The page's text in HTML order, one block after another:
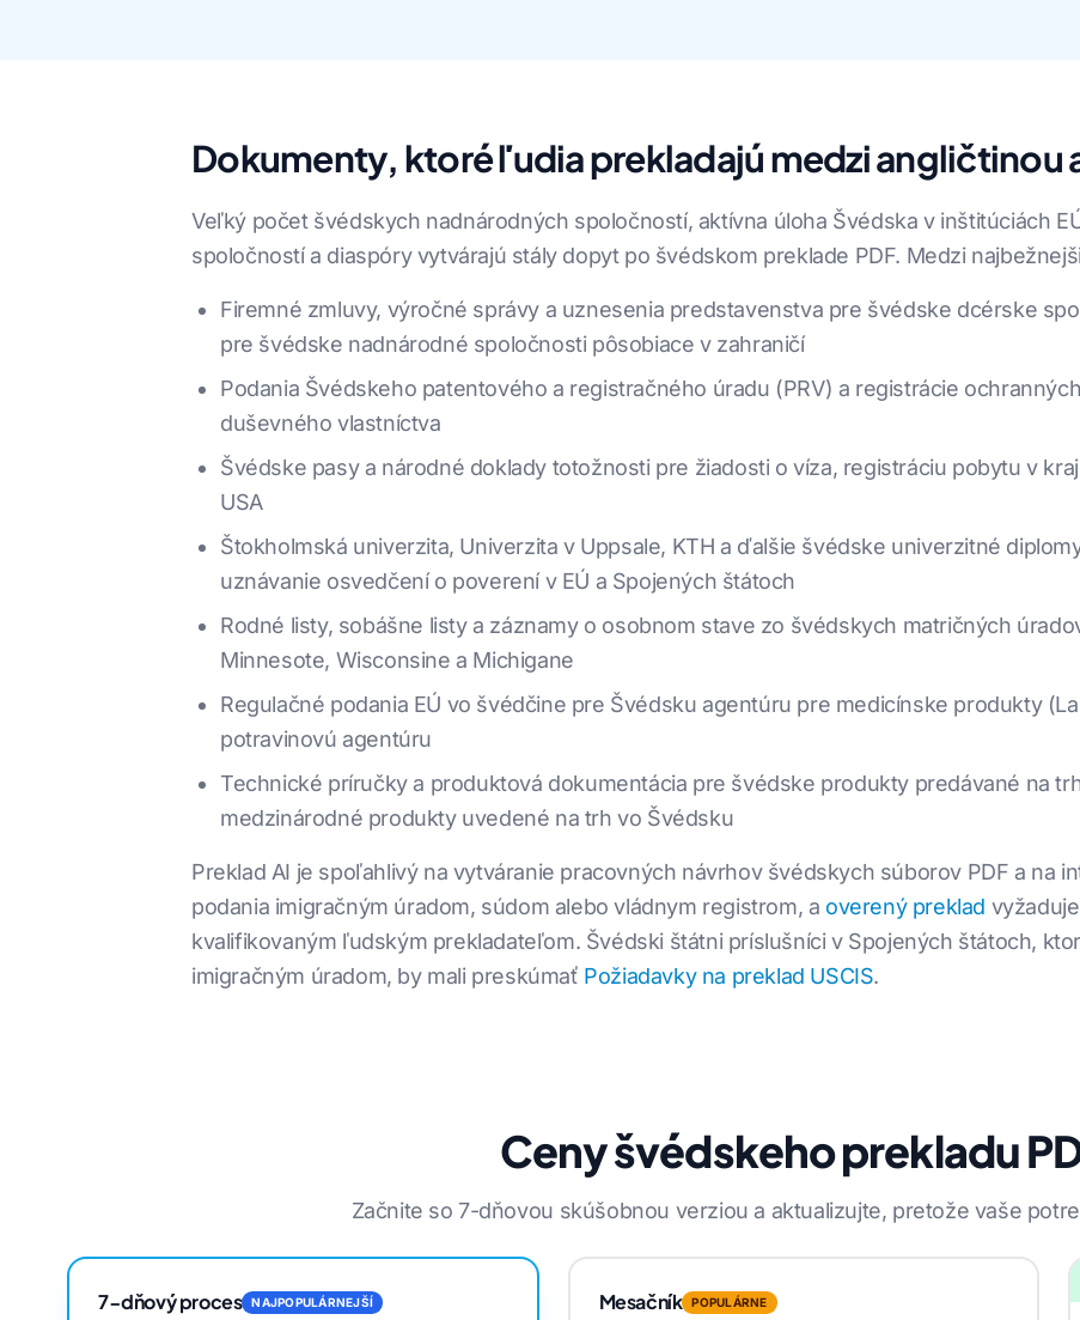
Dokumenty, ktoré ľudia prekladajú medzi angličtinou
Veľký počet švédskych nadnárodných spoločností, aktívna úloha Švédska v inštitúciách
spoločností a diaspóry vytvárajú stály dopyt po švédskom preklade PDF. Medzi
Firemné zmluvy, výročné správy a uznesenia predstavenstva pre švédske dcérske
pre švédske nadnárodné spoločnosti pôsobiace v zahraničí
Podania Švédskeho patentového a registračného úradu (PRV) a registrácie
duševného vlastníctva
Švédske pasy a národné doklady totožnosti pre žiadosti o víza, registráciu pobytu v
USA
Štokholmská univerzita, Univerzita v Uppsale, KTH a ďalšie švédske univerzitné
uznávanie osvedčení o poverení v EÚ a Spojených štátoch
Rodné listy, sobášne listy a záznamy o osobnom stave zo švédskych matričných
Minnesote, Wisconsine a Michigane
Regulačné podania EÚ vo švédčine pre Švédsku agentúru pre medicínske produkty
potravinovú agentúru
Technické príručky a produktová dokumentácia pre švédske produkty predávané na
medzinárodné produkty uvedené na trh vo Švédsku
Preklad AI je spoľahlivý na vytváranie pracovných návrhov švédskych súborov PDF a na
podania imigračným úradom, súdom alebo vládnym registrom, a overený preklad
kvalifikovaným ľudským prekladateľom. Švédski štátni príslušníci v Spojených štátoch,
imigračným úradom, by mali preskúmať Požiadavky na preklad USCIS.
Ceny švédskeho prekladu
Začnite so 7-dňovou skúšobnou verziou a aktualizujte, pretože vaše
7-dňový proces NAJPOPULÁRNEJŠÍ Mesačník POPULÁRNE